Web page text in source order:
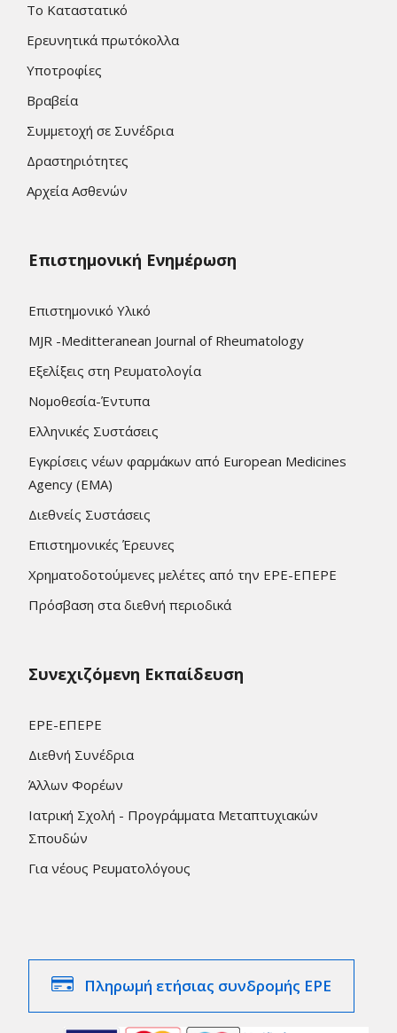
Το Καταστατικό
Ερευνητικά πρωτόκολλα
Υποτροφίες
Βραβεία
Συμμετοχή σε Συνέδρια
Δραστηριότητες
Αρχεία Ασθενών
Επιστημονική Ενημέρωση
Επιστημονικό Υλικό
MJR -Meditteranean Journal of Rheumatology
Εξελίξεις στη Ρευματολογία
Νομοθεσία-Έντυπα
Ελληνικές Συστάσεις
Εγκρίσεις νέων φαρμάκων από European Medicines
Agency (EMA)
Διεθνείς Συστάσεις
Επιστημονικές Έρευνες
Χρηματοδοτούμενες μελέτες από την ΕΡΕ-ΕΠΕΡΕ
Πρόσβαση στα διεθνή περιοδικά
Συνεχιζόμενη Εκπαίδευση
ΕΡΕ-ΕΠΕΡΕ
Διεθνή Συνέδρια
Άλλων Φορέων
Ιατρική Σχολή - Προγράμματα Μεταπτυχιακών
Σπουδών
Για νέους Ρευματολόγους
Πληρωμή ετήσιας συνδρομής ΕΡΕ